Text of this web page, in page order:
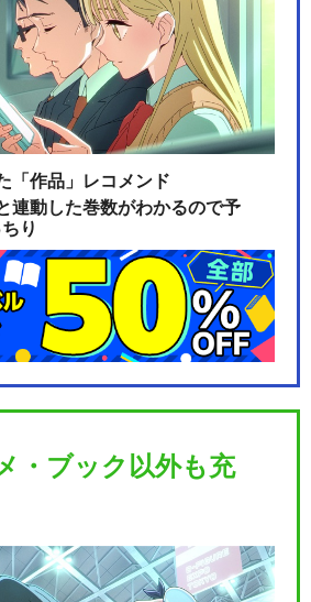
「作品」レコメンド
連動した巻数がわかるので予
り
・ブック以外も充